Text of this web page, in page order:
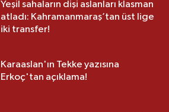
Yeşil sahaların dişi aslanları klasman
atladı: Kahramanmaraş’tan üst lige
iki transfer!
Karaaslan'ın Tekke yazısına
Erkoç'tan açıklama!